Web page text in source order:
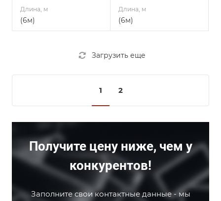
Длина, м
(6м)
Длина, м
(6м)
Загрузить еще
1 2
Получите цену ниже, чем у
конкурентов!
Заполните свои контактные данные - мы